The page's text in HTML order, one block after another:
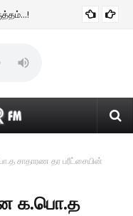
சாதாரண தர பரீட்சையின்
க.பொ.த